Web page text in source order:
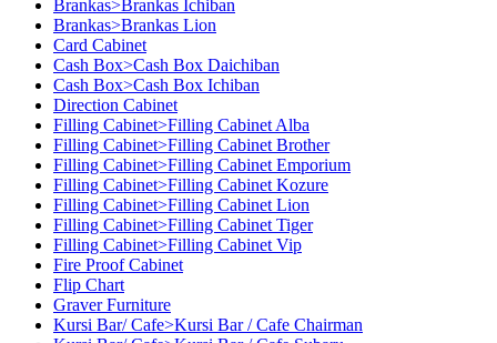
Brankas>Brankas Ichiban
Brankas>Brankas Lion
Card Cabinet
Cash Box>Cash Box Daichiban
Cash Box>Cash Box Ichiban
Direction Cabinet
Filling Cabinet>Filling Cabinet Alba
Filling Cabinet>Filling Cabinet Brother
Filling Cabinet>Filling Cabinet Emporium
Filling Cabinet>Filling Cabinet Kozure
Filling Cabinet>Filling Cabinet Lion
Filling Cabinet>Filling Cabinet Tiger
Filling Cabinet>Filling Cabinet Vip
Fire Proof Cabinet
Flip Chart
Graver Furniture
Kursi Bar/ Cafe>Kursi Bar / Cafe Chairman